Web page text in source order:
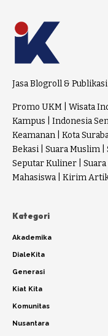
Jasa Blogroll &
Promo UKM Wisata
Kampus
Indonesia
Keamanan
Kota
Bekasi
Suara Muslim
Seputar Kuliner
Mahasiswa
Kirim
Kategori
Akademika
DialeKita
Generasi
Kiat Kita
Komunitas
Nusantara